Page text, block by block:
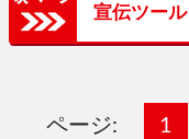
宣伝ツー
ページ:
固
1